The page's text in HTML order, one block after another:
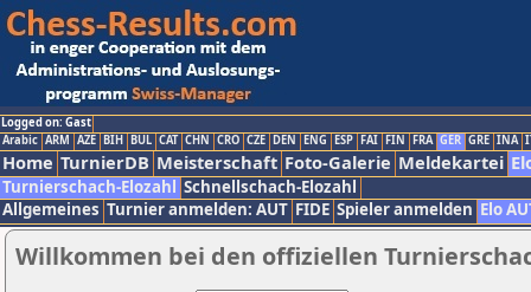
Logged on: Gast
Arabic ARM AZE BIH BUL CAT CHN CRO CZE DEN ENG ESP FAI FIN FRA GER GRE INA
Home TurnierDB Meisterschaft Foto-Galerie Meldekartei
Turnierschach-Elozahl Schnellschach-Elozahl
Allgemeines Turnier anmelden: AUT FIDE Spieler anmelden Elo
Willkommen bei den offiziellen